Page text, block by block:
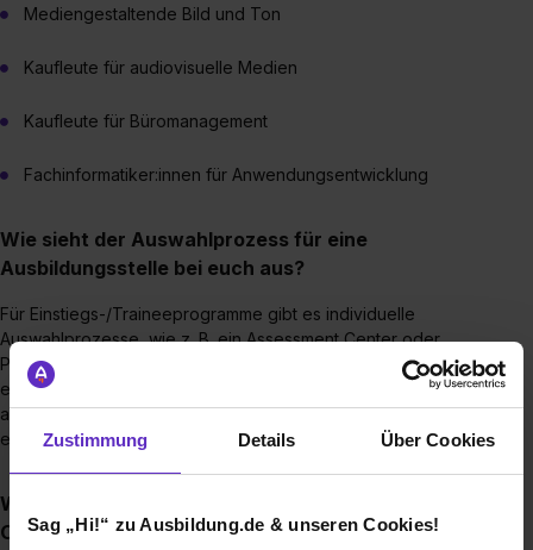
Zustimmung Details Über Cookies
Sag „Hi!“ zu Ausbildung.de & unseren Cookies!
Mediengestaltende Bild und Ton
Kaufleute für audiovisuelle Medien
Kaufleute für Büromanagement
Fachinformatiker:innen für Anwendungsentwicklung
Wie sieht der Auswahlprozess für eine
Ausbildungsstelle bei euch aus?
Für Einstiegs-/Traineeprogramme gibt es individuelle
Auswahlprozesse, wie z. B. ein Assessment Center oder
Präsentationen über vorgegebene Themen. Es werden auch
einzelne Vorstellungsgespräche gemacht und in
ausgewählten Berufsbildern findet im letzten Auswahl-Step
ein kurzes Praktikum statt.
Warum wird die Bewerbung über das
Onlineformular bevorzugt?